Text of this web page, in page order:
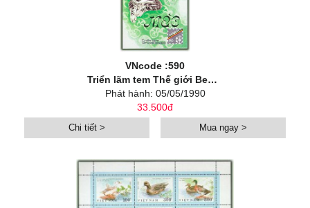
VNcode :590
Triển lãm tem Thế giới Ben-gi-ca '90 (Mèo nhà)
Phát hành: 05/05/1990
33.500đ
Chi tiết > Mua ngay >